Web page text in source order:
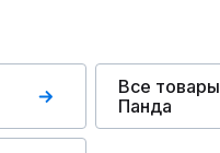
Все товары
Панда